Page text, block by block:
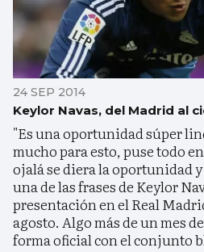
24 SEP 2014
Keylor Navas, del Madrid al
"Es una oportunidad súper
mucho para esto, puse todo
ojalá se diera la oportunidad
una de las frases de Keylor
presentación en el Real
agosto. Algo más de un mes
forma oficial con el conjunto